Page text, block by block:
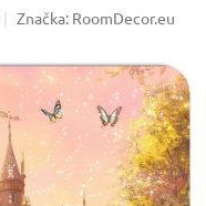
Značka: RoomDecor.eu